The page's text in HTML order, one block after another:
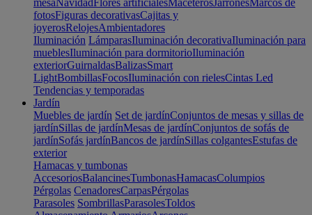
mesaNavidadFlores artificialesMaceterosJarronesMarcos de
fotosFiguras decorativasCajitas y
joyerosRelojesAmbientadores
Iluminación LámparasIluminación decorativaIluminación para
mueblesIluminación para dormitorioIluminación
exteriorGuirnaldasBalizasSmart
LightBombillasFocosIluminación con rielesCintas Led
Tendencias y temporadas
Jardín
Muebles de jardín Set de jardínConjuntos de mesas y sillas de
jardínSillas de jardínMesas de jardínConjuntos de sofás de
jardínSofás jardínBancos de jardínSillas colgantesEstufas de
exterior
Hamacas y tumbonas
AccesoriosBalancinesTumbonasHamacasColumpios
Pérgolas CenadoresCarpasPérgolas
Parasoles SombrillasParasolesToldos